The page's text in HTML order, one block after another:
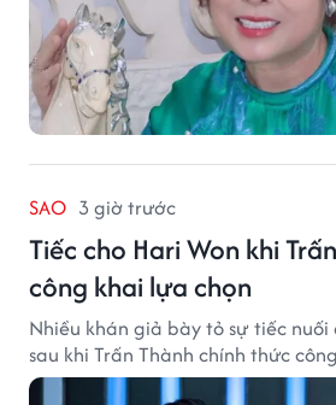
SAO 3 giờ trước
Tiếc cho Hari Won khi
công khai lựa chọn
Nhiều khán giả bày tỏ sự tiếc nuối
sau khi Trấn Thành chính thức